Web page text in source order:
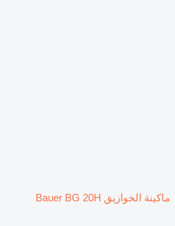
ماكينة الخوازيق Bauer BG 20H